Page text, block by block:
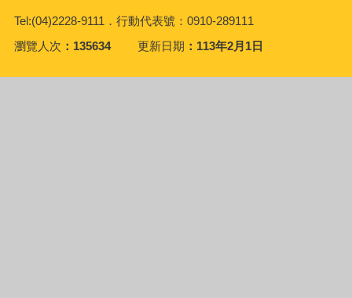
Tel:(04)2228-9111．行動代表號：0910-289111
瀏覽人次
135634 更新日期 113年2月1日